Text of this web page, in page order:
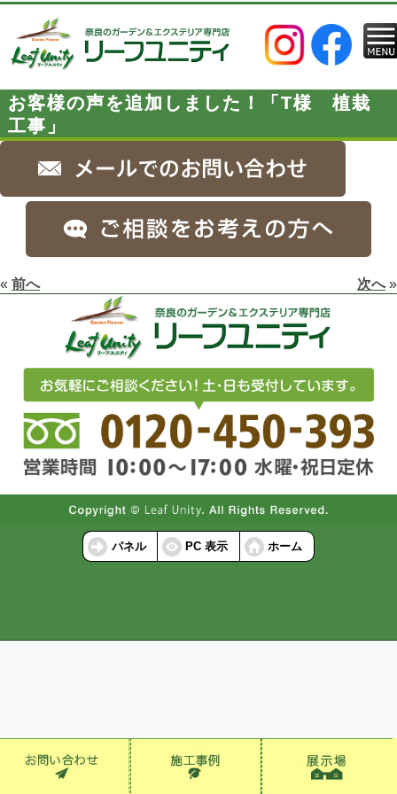
お客様の声を追加しました！「T様 植栽
工事」
« 前へ 次へ»
パネル PC 表示 ホーム